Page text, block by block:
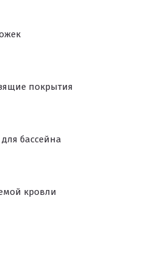
покрытия
бассейна
кровли